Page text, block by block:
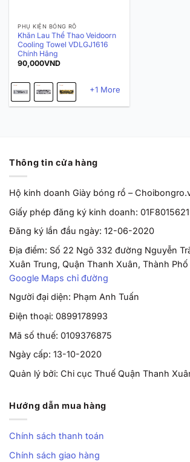
PHỤ KIỆN BÓNG RỔ
Khăn Lau Thể Thao Veidoorn
Cooling Towel VDLGJ1616
Chính Hãng
90,000VND
+1 More
Thông tin cửa hàng
Hộ kinh doanh Giày bóng rổ –
Giấy phép đăng ký kinh doanh: 01F8015621
Đăng ký lần đầu ngày: 12-06-2020
Địa điểm: Số 22 Ngõ 332 đường Nguyễn
Xuân Trung, Quận Thanh Xuân, Thành Phố
Google Maps chỉ đường
Người đại diện: Phạm Anh Tuấn
Điện thoại: 0899178993
Mã số thuế: 0109376875
Ngày cấp: 13-10-2020
Quản lý bởi: Chi cục Thuế Quận Thanh
Hướng dẫn mua hàng
Chính sách thanh toán
Chính sách giao hàng